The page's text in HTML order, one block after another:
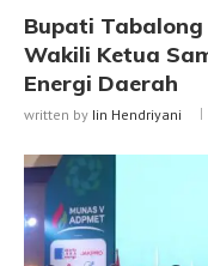
Bupati Tabalong
Wakili Ketua
Energi Daerah
written by Iin Hendriyani